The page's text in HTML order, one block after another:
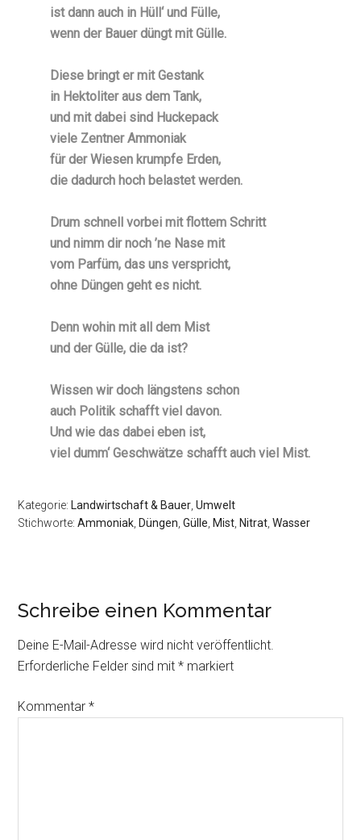
ist dann auch in Hüll‘ und Fülle,
wenn der Bauer düngt mit Gülle.
Diese bringt er mit Gestank
in Hektoliter aus dem Tank,
und mit dabei sind Huckepack
viele Zentner Ammoniak
für der Wiesen krumpfe Erden,
die dadurch hoch belastet werden.
Drum schnell vorbei mit flottem Schritt
und nimm dir noch ’ne Nase mit
vom Parfüm, das uns verspricht,
ohne Düngen geht es nicht.
Denn wohin mit all dem Mist
und der Gülle, die da ist?
Wissen wir doch längstens schon
auch Politik schafft viel davon.
Und wie das dabei eben ist,
viel dumm‘ Geschwätze schafft auch viel Mist.
Kategorie: Landwirtschaft & Bauer ,Umwelt
Stichworte:Ammoniak Düngen ,Gülle Mist Nitrat ,Wasser
Schreibe einen Kommentar
Deine E-Mail-Adresse wird nicht veröffentlicht.
Erforderliche Felder sind mit* markiert
Kommentar*